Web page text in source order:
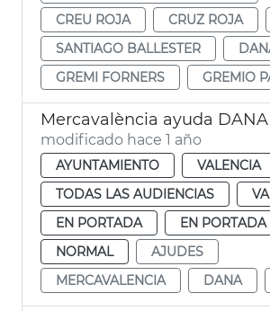
CREU ROJA
CRUZ ROJA
SANTIAGO BALLESTER
GREMI FORNERS
GREMIO
modificado hace 1 año
AYUNTAMIENTO
VALENCIA
TODAS LAS AUDIENCIAS
EN PORTADA
EN PORTADA
NORMAL
AJUDES
MERCAVALENCIA
DANA